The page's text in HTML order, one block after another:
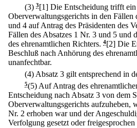
(3) 3[1] Die Entscheidung trifft ein
Oberverwaltungsgerichts in den Fällen
und 4 auf Antrag des Präsidenten des
Fällen des Absatzes 1 Nr. 3 und 5 und
des ehrenamtlichen Richters. 4[2] Die
Beschluß nach Anhörung des
unanfechtbar.
(4) Absatz 3 gilt entsprechend in
5(5) Auf Antrag des
Entscheidung nach Absatz 3 von dem
Oberverwaltungsgerichts aufzuheben,
Nr. 2 erhoben war und der
Verfolgung gesetzt oder